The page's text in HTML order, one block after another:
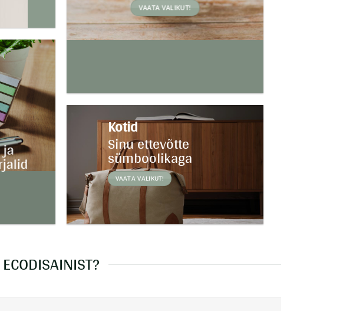
VAATA VALIKUT!
Kotid
Sinu ettevõtte
sümboolikaga
VAATA VALIKUT!